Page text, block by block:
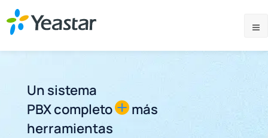
Un sistema
PBX completo +más
herramientas